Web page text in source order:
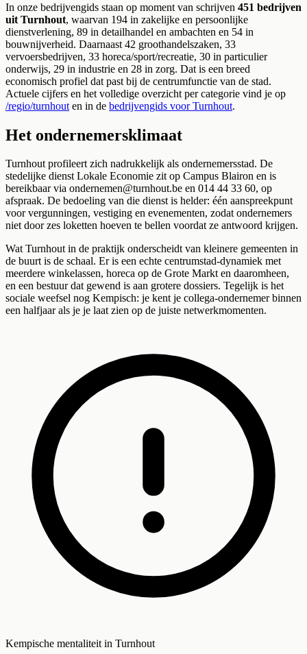
In onze bedrijvengids staan op moment van schrijven 451 bedrijven
uit Turnhout, waarvan 194 in zakelijke en persoonlijke
dienstverlening, 89 in detailhandel en ambachten en 54 in
bouwnijverheid. Daarnaast 42 groothandelszaken, 33
vervoersbedrijven, 33 horeca/sport/recreatie, 30 in particulier
onderwijs, 29 in industrie en 28 in zorg. Dat is een breed
economisch profiel dat past bij de centrumfunctie van de stad.
Actuele cijfers en het volledige overzicht per categorie vind je op
/regio/turnhout en in de bedrijvengids voor Turnhout.
Het ondernemersklimaat
Turnhout profileert zich nadrukkelijk als ondernemersstad. De
stedelijke dienst Lokale Economie zit op Campus Blairon en is
bereikbaar via ondernemen@turnhout.be en 014 44 33 60, op
afspraak. De bedoeling van die dienst is helder: één aanspreekpunt
voor vergunningen, vestiging en evenementen, zodat ondernemers
niet door zes loketten hoeven te bellen voordat ze antwoord krijgen.
Wat Turnhout in de praktijk onderscheidt van kleinere gemeenten in
de buurt is de schaal. Er is een echte centrumstad-dynamiek met
meerdere winkelassen, horeca op de Grote Markt en daaromheen,
en een bestuur dat gewend is aan grotere dossiers. Tegelijk is het
sociale weefsel nog Kempisch: je kent je collega-ondernemer binnen
een halfjaar als je je laat zien op de juiste netwerkmomenten.
Kempische mentaliteit in Turnhout